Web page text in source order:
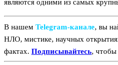
являются одними из самых
В нашем Telegram‑канале, вы
НЛО, мистике, научных
фактах. Подписывайтесь, чтобы